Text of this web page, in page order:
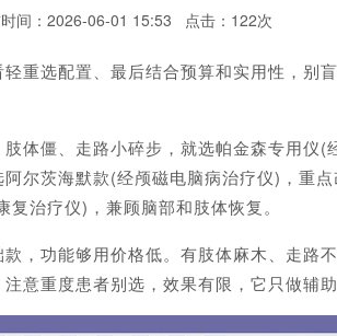
间：2026-06-01 15:53 点击：122次
选配置、最后结合预算和实用性，别
僵、走路小碎步，就选帕金森专用仪(
尔茨海默款(经颅磁电脑病治疗仪)，重
治疗仪)，兼顾脑部和肢体恢复。
功能够用价格低。有肢体麻木、走路不
意重度患者别选，效果有限，它只做辅助